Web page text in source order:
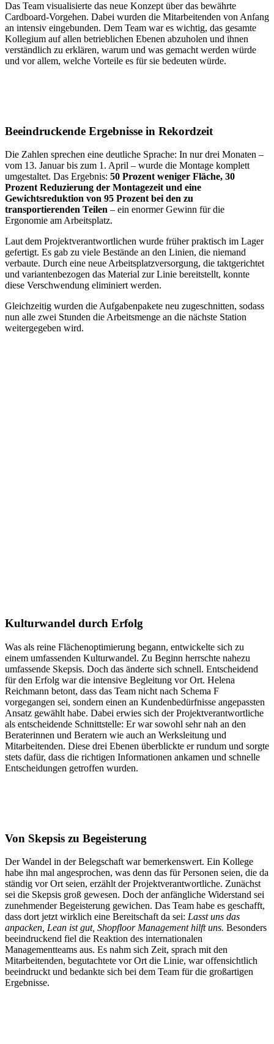
Das Team visualisierte das neue Konzept über das bewährte
Cardboard-Vorgehen. Dabei wurden die Mitarbeitenden von Anfang
an intensiv eingebunden. Dem Team war es wichtig, das gesamte
Kollegium auf allen betrieblichen Ebenen abzuholen und ihnen
verständlich zu erklären, warum und was gemacht werden würde
und vor allem, welche Vorteile es für sie bedeuten würde.
Beeindruckende Ergebnisse in Rekordzeit
Die Zahlen sprechen eine deutliche Sprache: In nur drei Monaten –
vom 13. Januar bis zum 1. April – wurde die Montage komplett
umgestaltet. Das Ergebnis: 50 Prozent weniger Fläche, 30
Prozent Reduzierung der Montagezeit und eine
Gewichtsreduktion von 95 Prozent bei den zu
transportierenden Teilen – ein enormer Gewinn für die
Ergonomie am Arbeitsplatz.
Laut dem Projektverantwortlichen wurde früher praktisch im Lager
gefertigt. Es gab zu viele Bestände an den Linien, die niemand
verbaute. Durch eine neue Arbeitsplatzversorgung, die taktgerichtet
und variantenbezogen das Material zur Linie bereitstellt, konnte
diese Verschwendung eliminiert werden.
Gleichzeitig wurden die Aufgabenpakete neu zugeschnitten, sodass
nun alle zwei Stunden die Arbeitsmenge an die nächste Station
weitergegeben wird.
Kulturwandel durch Erfolg
Was als reine Flächenoptimierung begann, entwickelte sich zu
einem umfassenden Kulturwandel. Zu Beginn herrschte nahezu
umfassende Skepsis. Doch das änderte sich schnell. Entscheidend
für den Erfolg war die intensive Begleitung vor Ort. Helena
Reichmann betont, dass das Team nicht nach Schema F
vorgegangen sei, sondern einen an Kundenbedürfnisse angepassten
Ansatz gewählt habe. Dabei erwies sich der Projektverantwortliche
als entscheidende Schnittstelle: Er war sowohl sehr nah an den
Beraterinnen und Beratern wie auch an Werksleitung und
Mitarbeitenden. Diese drei Ebenen überblickte er rundum und sorgte
stets dafür, dass die richtigen Informationen ankamen und schnelle
Entscheidungen getroffen wurden.
Von Skepsis zu Begeisterung
Der Wandel in der Belegschaft war bemerkenswert. Ein Kollege
habe ihn mal angesprochen, was denn das für Personen seien, die da
ständig vor Ort seien, erzählt der Projektverantwortliche. Zunächst
sei die Skepsis groß gewesen. Doch der anfängliche Widerstand sei
zunehmender Begeisterung gewichen. Das Team habe es geschafft,
dass dort jetzt wirklich eine Bereitschaft da sei: Lasst uns das
anpacken, Lean ist gut, Shopfloor Management hilft uns. Besonders
beeindruckend fiel die Reaktion des internationalen
Managementteams aus. Es nahm sich Zeit, sprach mit den
Mitarbeitenden, begutachtete vor Ort die Linie, war offensichtlich
beeindruckt und bedankte sich bei dem Team für die großartigen
Ergebnisse.